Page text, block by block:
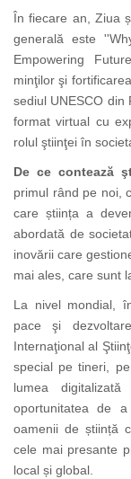
În fiecare an, Ziua
generală este
Empowering
minţilor şi fortificarea
sediul UNESCO
format virtual cu
rolul ştiinţei în
De ce contează
primul rând pe noi,
care știința a
abordată de
inovării care
mai ales, care sunt
La nivel mondial, î
pace şi
Internaţional al
special pe tineri,
lumea
oportunitatea de
oamenii de știință
cele mai presante
local și global.